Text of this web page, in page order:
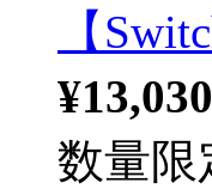
【
¥13,030
数量限